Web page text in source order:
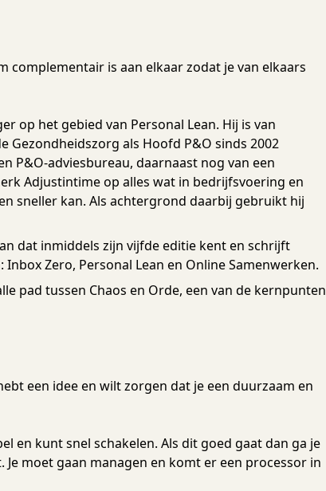
complementair is aan elkaar zodat je van elkaars
op het gebied van Personal Lean. Hij is van
als Hoofd P&O sinds 2002
P&O-adviesbureau, daarnaast nog van een
Adjustintime op alles wat in bedrijfsvoering en
sneller kan. Als achtergrond daarbij gebruikt hij
dat inmiddels zijn vijfde editie kent en schrijft
Zero, Personal Lean en Online Samenwerken.
pad tussen Chaos en Orde, een van de kernpunten
een idee en wilt zorgen dat je een duurzaam en
en kunt snel schakelen. Als dit goed gaat dan ga je
moet gaan managen en komt er een processor in